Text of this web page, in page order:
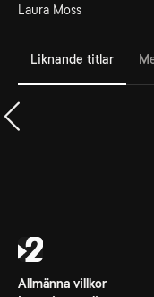
Laura Moss
Liknande titlar
Allmänna villkor